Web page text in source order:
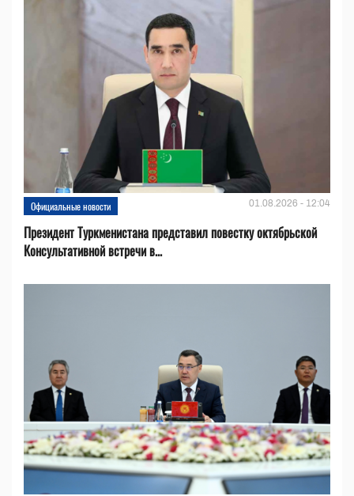
Официальные новости 01.08.2026 - 12:04
Президент Туркменистана представил повестку октябрьской
Консультативной встречи в...